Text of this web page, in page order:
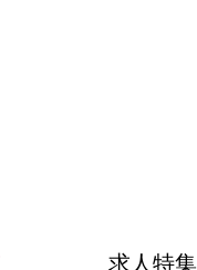
求人特集